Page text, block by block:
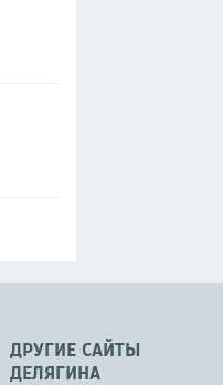
ДРУГИЕ САЙТЫ
ДЕЛЯГИНА